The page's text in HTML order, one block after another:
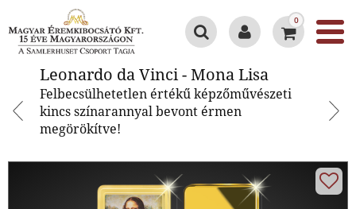
0
Leonardo da Vinci - Mona Lisa
Felbecsülhetetlen értékű képzőművészeti
kincs színarannyal bevont érmen
megörökítve!
Leonardo da Vinci - Mona Lisa